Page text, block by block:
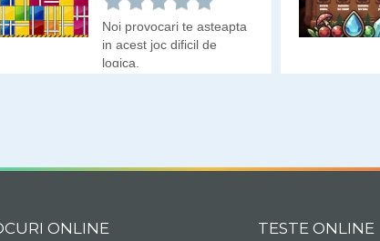
Noi provocari te asteapta
in acest joc dificil de
logica.
ONLINE TESTE ONLINE